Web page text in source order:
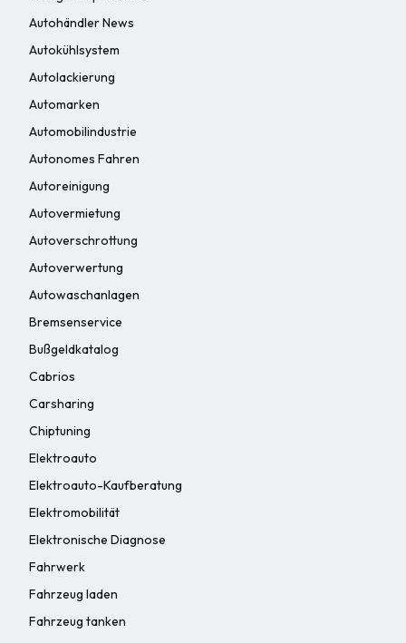
Autohändler News
Autokühlsystem
Autolackierung
Automarken
Automobilindustrie
Autonomes Fahren
Autoreinigung
Autovermietung
Autoverschrottung
Autoverwertung
Autowaschanlagen
Bremsenservice
Bußgeldkatalog
Cabrios
Carsharing
Chiptuning
Elektroauto
Elektroauto-Kaufberatung
Elektromobilität
Elektronische Diagnose
Fahrwerk
Fahrzeug laden
Fahrzeug tanken